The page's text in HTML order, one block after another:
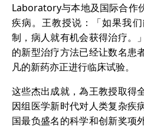
Laboratory与本地及国际合作
疾病。王教授说：「如果我
制，病人就有机会获得治疗。
的新型治疗方法已经让数名患
凡的新药亦正进行临床试验。
这些杰出成就，為王教授取得
因组医学新时代对人类复杂疾
国最负盛名的科学和创新奖项